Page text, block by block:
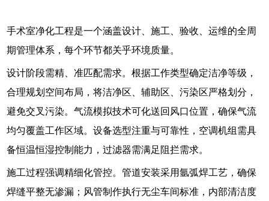
手术室净化工程是一个涵盖设计、施工、验收、运维的全周
期管理体系，每个环节都关乎环境质量。
设计阶段需精、准匹配需求。根据工作类型确定洁净等级，
合理规划空间布局，将洁净区、辅助区、污染区严格划分，
避免交叉污染。气流模拟技术可化送回风口位置，确保气流
均匀覆盖工作区域。设备选型注重与可靠性，空调机组需具
备恒温恒湿控制能力，过滤器需满足阻拦需求。
施工过程强调精细化管控。管道安装采用氩弧焊工艺，确保
焊缝平整无渗漏；风管制作执行无尘车间标准，内部清洁度